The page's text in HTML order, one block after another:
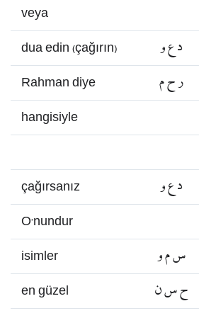
veya
dua edin (çağırın) د ع و
Rahman diye ر ح م
hangisiyle
çağırsanız د ع و
O’nundur
isimler س م و
en güzel ح س ن